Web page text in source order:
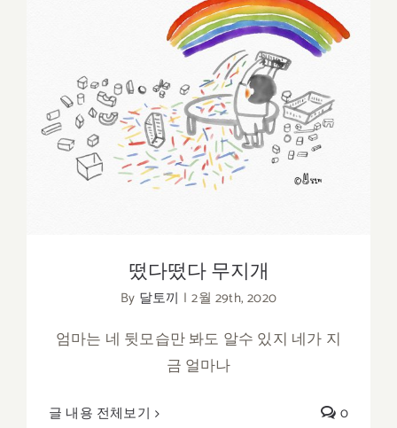
떴다떴다 무지개
떴다떴다 무지개
By 달토끼 | 2월 29th, 2020
엄마는 네 뒷모습만 봐도 알수 있지 네가 지
금 얼마나
글 내용 전체보기 0